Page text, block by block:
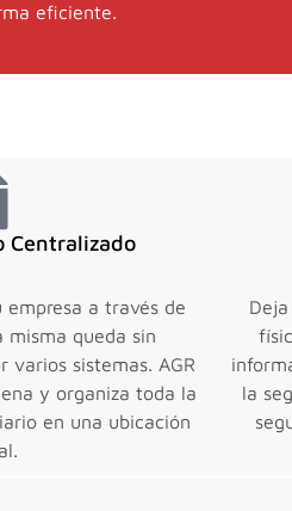
eficiente.
Centralizado
a través de
misma queda sin
sistemas. AGR
y organiza toda la
en una ubicación
la